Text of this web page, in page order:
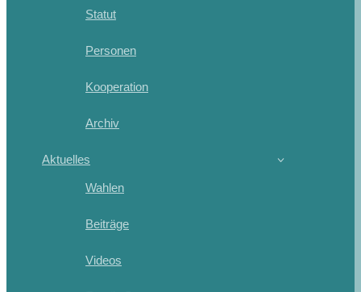
Statut
Personen
Kooperation
Archiv
Aktuelles
Wahlen
Beiträge
Videos